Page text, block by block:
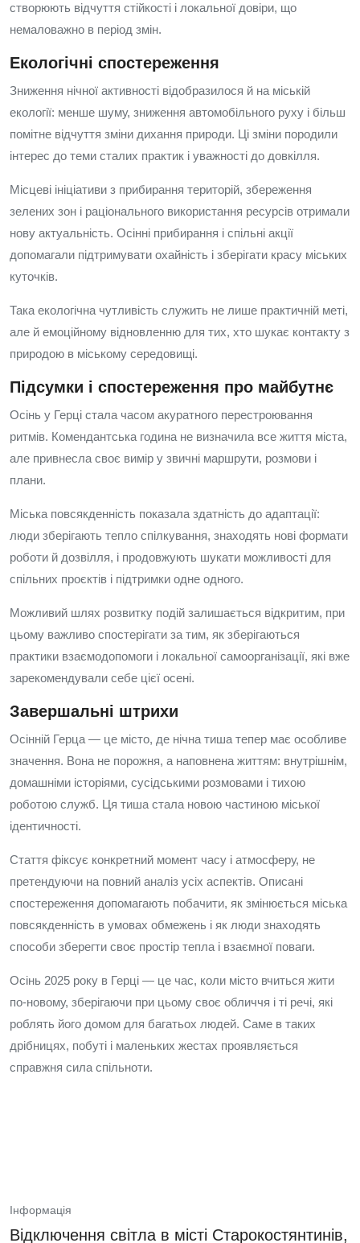
створюють відчуття стійкості і локальної довіри, що
немаловажно в період змін.
Екологічні спостереження
Зниження нічної активності відобразилося й на міській
екології: менше шуму, зниження автомобільного руху і більш
помітне відчуття зміни дихання природи. Ці зміни породили
інтерес до теми сталих практик і уважності до довкілля.
Місцеві ініціативи з прибирання територій, збереження
зелених зон і раціонального використання ресурсів отримали
нову актуальність. Осінні прибирання і спільні акції
допомагали підтримувати охайність і зберігати красу міських
куточків.
Така екологічна чутливість служить не лише практичній меті,
але й емоційному відновленню для тих, хто шукає контакту з
природою в міському середовищі.
Підсумки і спостереження про майбутнє
Осінь у Герці стала часом акуратного перестроювання
ритмів. Комендантська година не визначила все життя міста,
але привнесла своє вимір у звичні маршрути, розмови і
плани.
Міська повсякденність показала здатність до адаптації:
люди зберігають тепло спілкування, знаходять нові формати
роботи й дозвілля, і продовжують шукати можливості для
спільних проєктів і підтримки одне одного.
Можливий шлях розвитку подій залишається відкритим, при
цьому важливо спостерігати за тим, як зберігаються
практики взаємодопомоги і локальної самоорганізації, які вже
зарекомендували себе цієї осені.
Завершальні штрихи
Осінній Герца — це місто, де нічна тиша тепер має особливе
значення. Вона не порожня, а наповнена життям: внутрішнім,
домашніми історіями, сусідськими розмовами і тихою
роботою служб. Ця тиша стала новою частиною міської
ідентичності.
Стаття фіксує конкретний момент часу і атмосферу, не
претендуючи на повний аналіз усіх аспектів. Описані
спостереження допомагають побачити, як змінюється міська
повсякденність в умовах обмежень і як люди знаходять
способи зберегти своє простір тепла і взаємної поваги.
Осінь 2025 року в Герці — це час, коли місто вчиться жити
по-новому, зберігаючи при цьому своє обличчя і ті речі, які
роблять його домом для багатьох людей. Саме в таких
дрібницях, побуті і маленьких жестах проявляється
справжня сила спільноти.
Інформація
Відключення світла в місті Старокостянтинів,